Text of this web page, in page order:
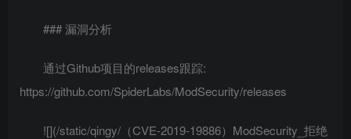
### 漏洞分析
通过Github项目的releases跟踪:
https://github.com/SpiderLabs/ModSecurity/releases
![](/static/qingy/（CVE-2019-19886）ModSecurity_拒绝